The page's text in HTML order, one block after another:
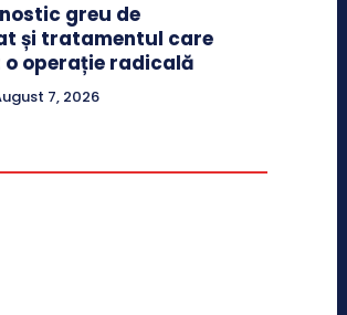
greu de
și tratamentul care
operație radicală
7, 2026